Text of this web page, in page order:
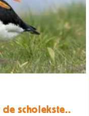
scholekste..